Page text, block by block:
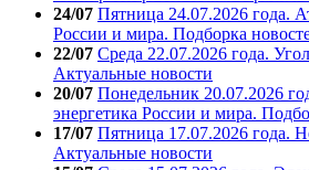
24/07 Пятница 24.07.2026 года.
России и мира. Подборка
22/07 Среда 22.07.2026 года.
Актуальные новости
20/07 Понедельник 20.07.2026
энергетика России и мира.
17/07 Пятница 17.07.2026 года.
Актуальные новости